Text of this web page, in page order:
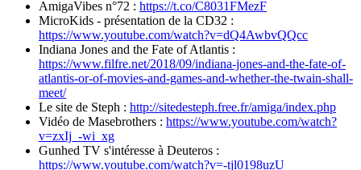
AmigaVibes n°72 : https://t.co/C8031FMezF
MicroKids - présentation de la CD32 :
https://www.youtube.com/watch?v=dQ4AwbvQQcc
Indiana Jones and the Fate of Atlantis :
https://www.filfre.net/2018/09/indiana-jones-and-the-fate-of-
atlantis-or-of-movies-and-games-and-whether-the-twain-shall-
meet/
Le site de Steph : http://sitedesteph.free.fr/amiga/index.php
Vidéo de Masebrothers : https://www.youtube.com/watch?
v=zxIj_-wi_xg
Gunhed TV s'intéresse à Deuteros :
https://www.youtube.com/watch?v=-tjl0198uzU